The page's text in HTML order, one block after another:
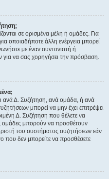
σε ορισμένα μέλη ή ομάδες. Για
οποιαδήποτε άλλη ενέργεια μπορεί
με έναν συντονιστή ή
για να σας χορηγήσει την πρόσβαση.
ανά Δ. Συζήτηση, ανά ομάδα, ή ανά
μπορεί να μην έχει επιτρέψει
Δ. Συζήτηση που θέλετε να
ομάδες μπορούν να προσθέτουν
του συστήματος συζητήσεων εάν
που δεν μπορείτε να προσθέσετε